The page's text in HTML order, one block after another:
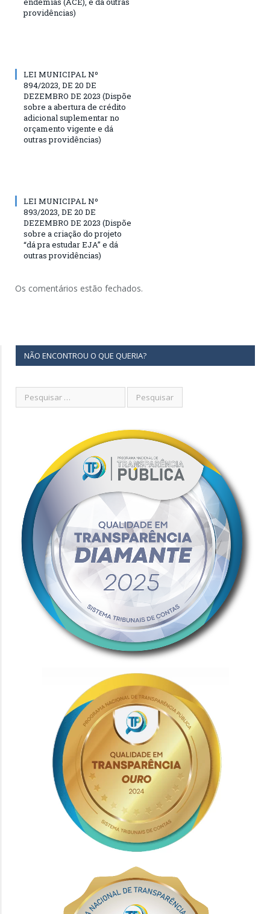
providências)
LEI MUNICIPAL Nº
894/2023, DE 20 DE
DEZEMBRO DE 2023 (Dispõe
sobre a abertura de crédito
adicional suplementar no
orçamento vigente e dá
outras providências)
LEI MUNICIPAL Nº
893/2023, DE 20 DE
DEZEMBRO DE 2023 (Dispõe
sobre a criação do projeto
“dá pra estudar EJA” e dá
outras providências)
Os comentários estão fechados.
NÃO ENCONTROU O QUE QUERIA?